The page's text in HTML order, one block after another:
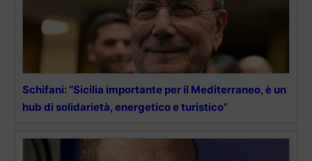
Schifani: “Sicilia importante per il Mediterraneo, è un
hub di solidarietà, energetico e turistico”